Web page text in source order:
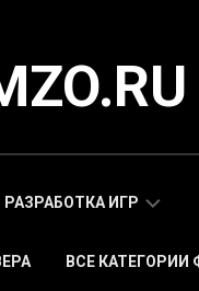
РАЗРАБОТКА ИГР
ВСЕ КАТЕГОРИИ